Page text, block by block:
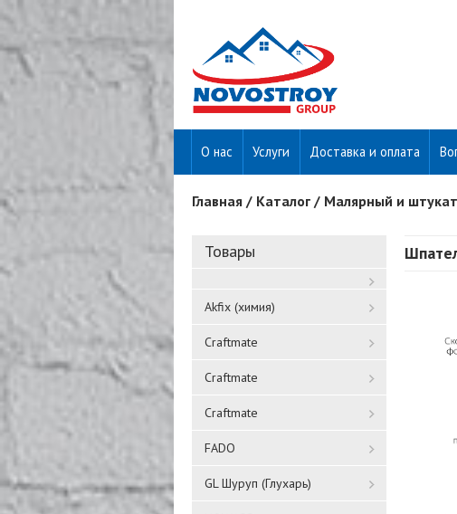
О нас Услуги Доставка и оплата
Вы здесь
Главная / Каталог / Малярный и
Товары
Akfix (химия)
Craftmate
Craftmate
Craftmate
FADO
GL Шуруп (Глухарь)